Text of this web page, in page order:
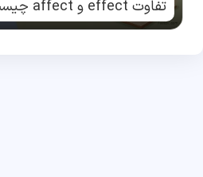
تفاوت effect و affect چیست؟